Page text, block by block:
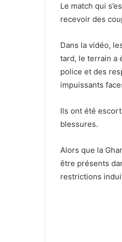
Le match qui
recevoir des
Dans la vidéo,
tard, le terrain a
police et des
impuissants
Ils ont été
blessures.
Alors que la
être présents
restrictions